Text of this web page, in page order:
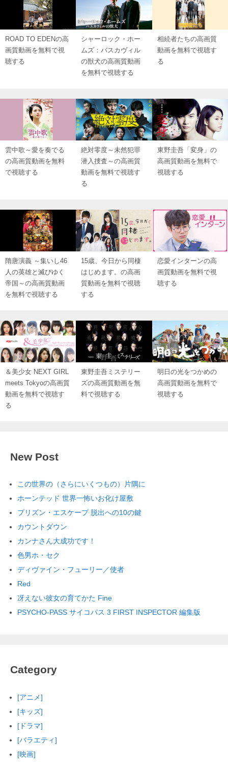
ROAD TO EDENの高
画質動画を無料で視
聴する
シャーロック・ホー
ムズ：バスカヴィル
の獣犬の高画質動画
を無料で視聴する
相続者たちの高画質
動画を無料で視聴す
る
雲中歌～愛を奏でる
の高画質動画を無料
で視聴する
絶対零度～未然犯罪
潜入捜査～の高画質
動画を無料で視聴す
る
東野圭吾「変身」の
高画質動画を無料で
視聴する
隋唐演義 ～集いし46
人の英雄と滅びゆく
帝国～の高画質動画
を無料で視聴する
15歳、今日から同棲
はじめます。の高画
質動画を無料で視聴
する
恋愛インターンの高
画質動画を無料で視
聴する
＆美少女 NEXT GIRL
meets Tokyoの高画質
動画を無料で視聴す
る
東野圭吾ミステリー
ズの高画質動画を無
料で視聴する
明日の光をつかめの
高画質動画を無料で
視聴する
New Post
この世界の（さらにいくつもの）片隅に
ホーンテッド 世界一怖いお化け屋敷
プリズン・エスケープ 脱出への10の鍵
カウントダウン
カンナさん大成功です！
色男ホ・セク
ディヴァイン・フューリー／使者
Red
冴えない彼女の育てかた Fine
PSYCHO-PASS サイコパス 3 FIRST INSPECTOR 編集版
Category
[アニメ]
[キッズ]
[ドラマ]
[バラエティ]
[映画]